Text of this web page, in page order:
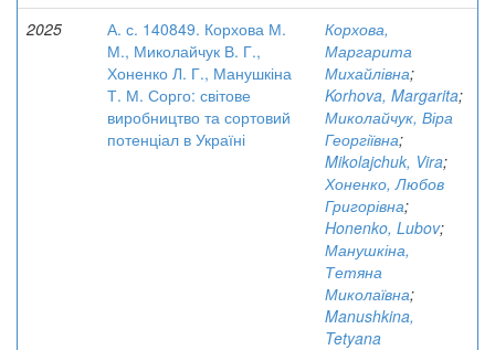
2025
А. с. 140849. Корхова М.
М., Миколайчук В. Г.,
Хоненко Л. Г., Манушкіна
Т. М. Сорго: світове
виробництво та сортовий
потенціал в Україні
Корхова,
Маргарита
Михайлівна;
Korhova, Margarita;
Миколайчук, Віра
Георгіївна;
Mikolajchuk, Vira;
Хоненко, Любов
Григорівна;
Honenko, Lubov;
Манушкіна,
Тетяна
Миколаївна;
Manushkina,
Tetyana